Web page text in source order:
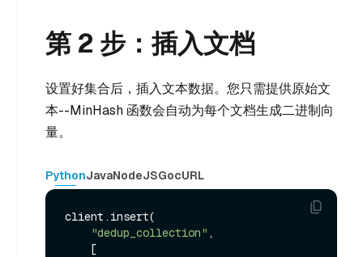
第 2 步：插入文档
设置好集合后，插入文本数据。您只需提供原始文
本--MinHash 函数会自动为每个文档生成二进制向
量。
PythonJavaNodeJSGocURL
client.insert(
"dedup_collection" ,